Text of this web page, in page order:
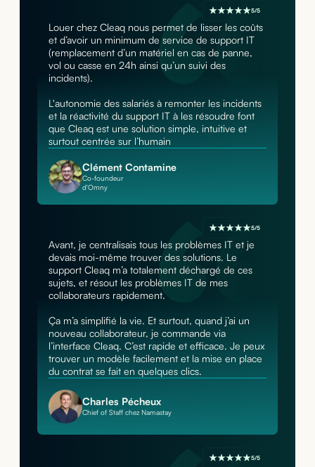
5/5
Louer chez Cleaq nous permet de lisser les coûts
et d’avoir un minimum de service de support IT
(remplacement d’un matériel en cas de panne,
vol ou casse en 24h ainsi qu’un suivi des
incidents).
L'autonomie des salariés à remonter les incidents
et la réactivité du support IT à les résoudre font
que Cleaq est une solution simple, intuitive et
surtout centrée sur l’humain
Clément Contamine
Co-foundeur
d'Omny
5/5
Avant, je centralisais tous les problèmes IT et je
devais moi-même trouver des solutions. Le
support Cleaq m’a totalement déchargé de ces
sujets, et résout les problèmes IT de mes
collaborateurs rapidement.
Ça m’a simplifié la vie. Et surtout, quand j’ai un
nouveau collaborateur, je commande via
l’interface Cleaq. C’est rapide et efficace. Je peux
trouver un modèle facilement et la mise en place
du contrat se fait en quelques clics.
Charles Pécheux
Chief of Staff chez Namastay
5/5